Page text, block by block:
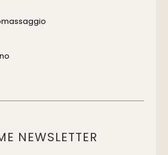
per wc
Elettrici
NEWSLETTER